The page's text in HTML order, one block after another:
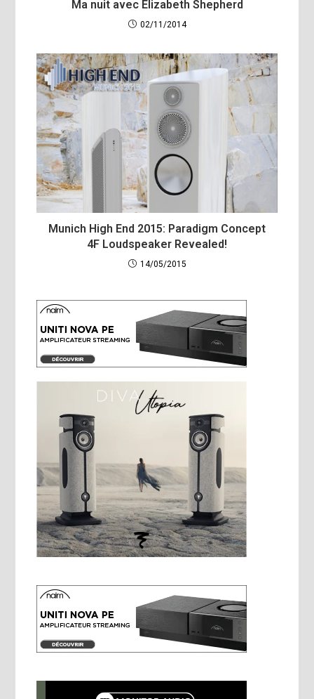
Ma nuit avec Elizabeth Shepherd
02/11/2014
Munich High End 2015: Paradigm Concept
4F Loudspeaker Revealed!
14/05/2015